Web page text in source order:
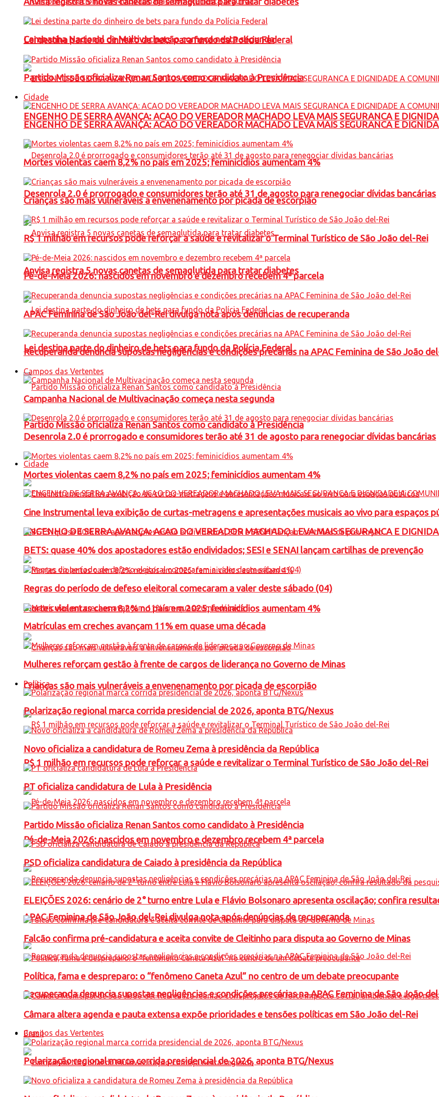
Campanha Nacional de Multivacinação começa nesta segunda
ENGENHO DE SERRA AVANÇA: ACAO DO VEREADOR MACHADO LEVA MAIS SEGURANCA E
Desenrola 2.0 é prorrogado e consumidores terão até 31 de agosto para renegociar dívidas bancárias
Anvisa registra 5 novas canetas de semaglutida para tratar diabetes
Lei destina parte do dinheiro de bets para fundo da Polícia Federal
Partido Missão oficializa Renan Santos como candidato à Presidência
Cidade
ENGENHO DE SERRA AVANÇA: ACAO DO VEREADOR MACHADO LEVA MAIS SEGURANCA E
Mortes violentas caem 8,2% no país em 2025; feminicídios aumentam 4%
Crianças são mais vulneráveis a envenenamento por picada de escorpião
R$ 1 milhão em recursos pode reforçar a saúde e revitalizar o Terminal Turístico de São João del-Rei
Pé-de-Meia 2026: nascidos em novembro e dezembro recebem 4ª parcela
APAC Feminina de São João del-Rei divulga nota após denúncias de recuperanda
Recuperanda denuncia supostas negligências e condições precárias na APAC Feminina de São João
Campos das Vertentes
Lei destina parte do dinheiro de bets para fundo da Polícia Federal
Partido Missão oficializa Renan Santos como candidato à Presidência
Cidade
ENGENHO DE SERRA AVANÇA: ACAO DO VEREADOR MACHADO LEVA MAIS SEGURANCA E
Mortes violentas caem 8,2% no país em 2025; feminicídios aumentam 4%
Crianças são mais vulneráveis a envenenamento por picada de escorpião
R$ 1 milhão em recursos pode reforçar a saúde e revitalizar o Terminal Turístico de São João del-Rei
Pé-de-Meia 2026: nascidos em novembro e dezembro recebem 4ª parcela
APAC Feminina de São João del-Rei divulga nota após denúncias de recuperanda
Recuperanda denuncia supostas negligências e condições precárias na APAC Feminina de São João
Campos das Vertentes
Campanha Nacional de Multivacinação começa nesta segunda
Desenrola 2.0 é prorrogado e consumidores terão até 31 de agosto para renegociar dívidas bancárias
Mortes violentas caem 8,2% no país em 2025; feminicídios aumentam 4%
Cine Instrumental leva exibição de curtas-metragens e apresentações musicais ao vivo para espaços
BETS: quase 40% dos apostadores estão endividados; SESI e SENAI lançam cartilhas de prevenção
Regras do período de defeso eleitoral comecaram a valer deste sábado (04)
Matrículas em creches avançam 11% em quase uma década
Mulheres reforçam gestão à frente de cargos de liderança no Governo de Minas
Política
Polarização regional marca corrida presidencial de 2026, aponta BTG/Nexus
Novo oficializa a candidatura de Romeu Zema à presidência da República
PT oficializa candidatura de Lula à Presidência
Partido Missão oficializa Renan Santos como candidato à Presidência
PSD oficializa candidatura de Caiado à presidência da República
ELEIÇÕES 2026: cenário de 2° turno entre Lula e Flávio Bolsonaro apresenta oscilação; confira
Falcão confirma pré-candidatura e aceita convite de Cleitinho para disputa ao Governo de Minas
Política, fama e despreparo: o “fenômeno Caneta Azul” no centro de um debate preocupante
Câmara altera agenda e pauta extensa expõe prioridades e tensões políticas em São João del-Rei
Brasil
Polarização regional marca corrida presidencial de 2026, aponta BTG/Nexus